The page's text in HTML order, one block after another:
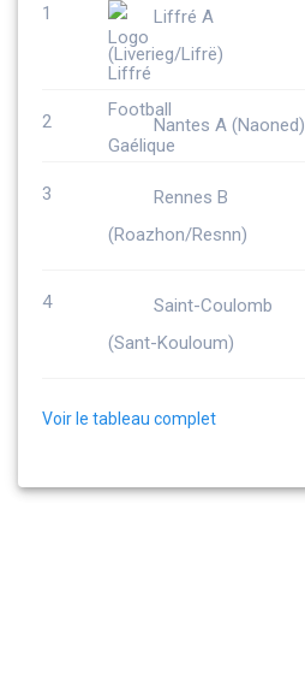
1
Liffré A
(Liverieg/Lifrë)
2 Nantes A (Naoned)
3
Rennes B
(Roazhon/Resnn)
4
Saint-Coulomb
(Sant-Kouloum)
Voir le tableau complet